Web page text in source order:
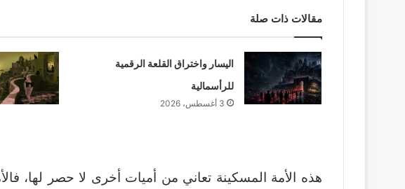
مقالات ذات صلة
اليسار واختراق القلعة الرقمية
للرأسمالية
3 أغسطس، 2026
هذه الأمة المسكينة تعاني من أميات أخرى لا حصر لها،